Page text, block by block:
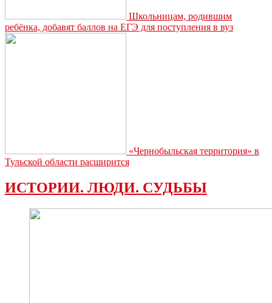
Школьницам, родившим
ребёнка, добавят баллов на ЕГЭ для поступления в вуз
«Чернобыльская территория» в
Тульской области расширится
ИСТОРИИ. ЛЮДИ. СУДЬБЫ